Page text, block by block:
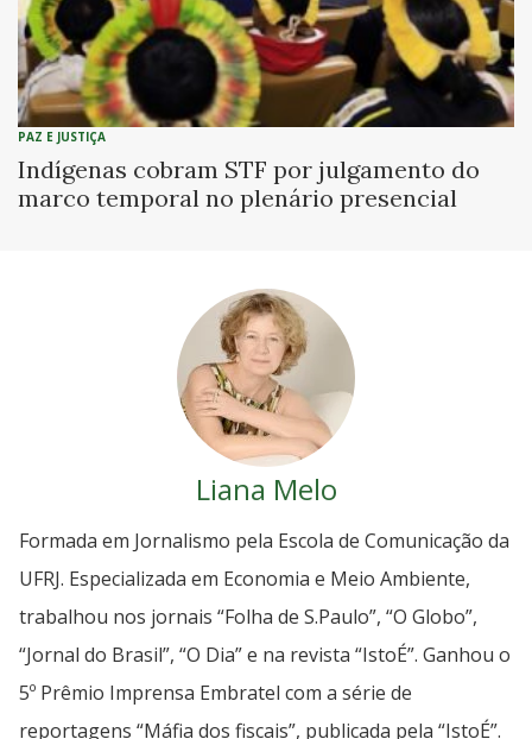
PAZ E JUSTIÇA
Indígenas cobram STF por julgamento do
marco temporal no plenário presencial
Liana Melo
Formada em Jornalismo pela Escola de Comunicação da
UFRJ. Especializada em Economia e Meio Ambiente,
trabalhou nos jornais “Folha de S.Paulo”, “O Globo”,
“Jornal do Brasil”, “O Dia” e na revista “IstoÉ”. Ganhou o
5º Prêmio Imprensa Embratel com a série de
reportagens “Máfia dos fiscais”, publicada pela “IstoÉ”.